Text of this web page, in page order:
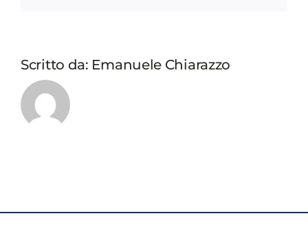
A
Scritto da: Emanuele Chiarazzo